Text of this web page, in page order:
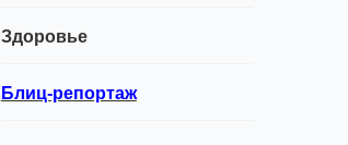
Здоровье
Блиц-репортаж